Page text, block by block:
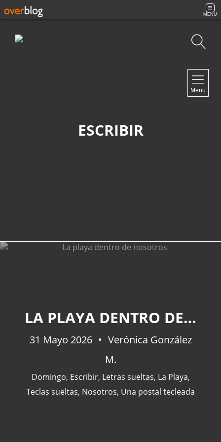
MENU
Menu
ESCRIBIR
LA PLAYA DENTRO DE NOSOTROS
31 Mayo 2026
Verónica González
M.
Domingo, Escribir, Letras sueltas, La Playa,
Teclas sueltas, Nosotros, Una postal tecleada
Actualidad(227)
España(77)
Venezuela(43)